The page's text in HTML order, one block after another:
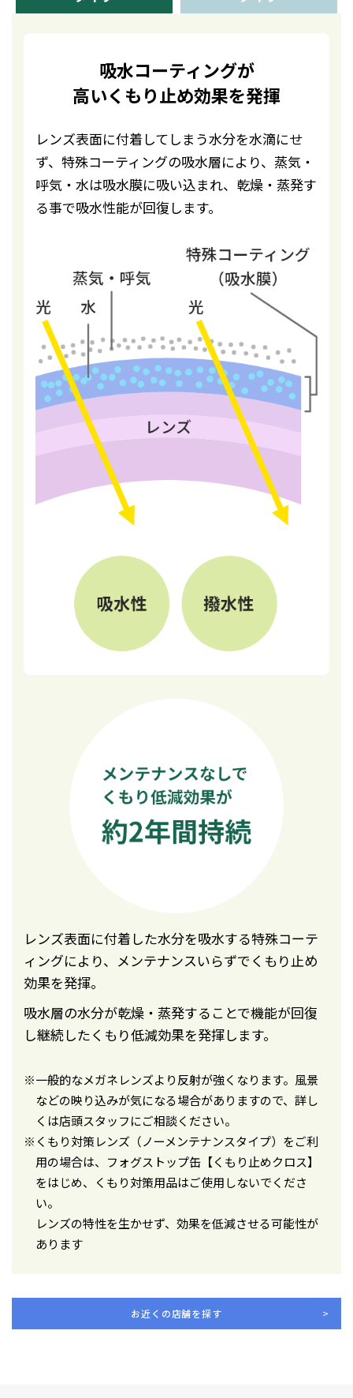
吸水コーティングが
高いくもり止め効果を発揮
レンズ表面に付着してしまう水分を水滴にせ
ず、特殊コーティングの吸水層により、蒸気・
呼気・水は吸水膜に吸い込まれ、乾燥・蒸発す
る事で吸水性能が回復します。
レンズ表面に付着した水分を吸水する特殊コーテ
ィングにより、 メンテナンスいらずでくもり止め
効果を発揮。
吸水層の水分が乾燥・蒸発することで機能が回復
し継続したくもり低減効果を発揮します。
※一般的なメガネレンズより反射が強くなります。風景
などの映り込みが気になる場合がありますので、詳し
くは店頭スタッフにご相談ください。
※くもり対策レンズ（ノーメンテナンスタイプ）をご利
用の場合は、フォグストップ缶【くもり止めクロス】
をはじめ、くもり対策用品はご使用しないでくださ
い。
レンズの特性を生かせず、効果を低減させる可能性が
あります
お近くの店舗を探す